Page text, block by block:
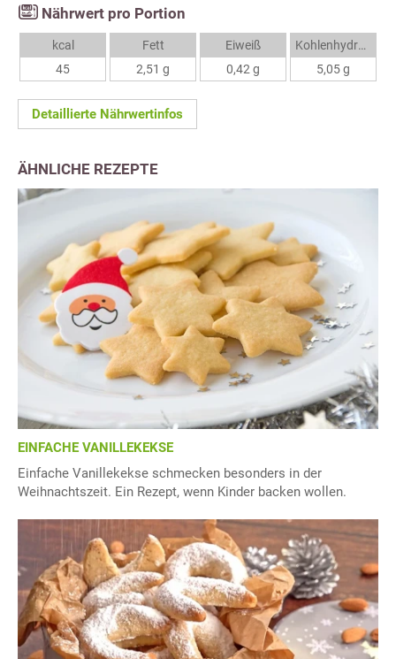
Nährwert pro Portion
kcal
45
Fett
2,51 g
Eiweiß
0,42 g
Kohlenhydrate
5,05 g
Detaillierte Nährwertinfos
ÄHNLICHE REZEPTE
EINFACHE VANILLEKEKSE
Einfache Vanillekekse schmecken besonders in der
Weihnachtszeit. Ein Rezept, wenn Kinder backen wollen.